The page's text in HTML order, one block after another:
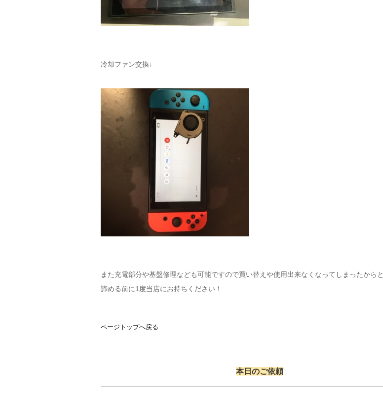
冷却ファン交換↓
また充電部分や基盤修理なども可能ですので買い替えや使用出来なくなってしまったからと
諦める前に1度当店にお持ちください！
ページトップへ戻る
本日のご依頼